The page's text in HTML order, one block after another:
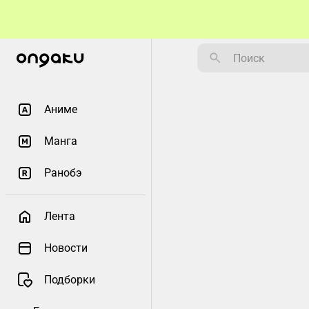
Аниме
Манга
Ранобэ
Лента
Новости
Подборки